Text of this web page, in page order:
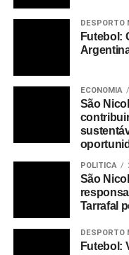
DESPORTO
Futebol:
ECONOMIA
São
POLITICA
São
Tarrafal
DESPORTO
Futebol: